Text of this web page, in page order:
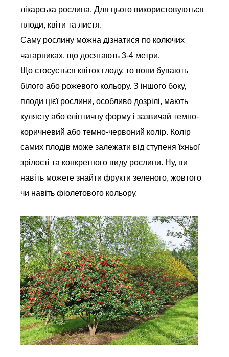
лікарська рослина. Для цього використовуються
плоди, квіти та листя.
Саму рослину можна дізнатися по колючих
чагарниках, що досягають 3-4 метри.
Що стосується квіток глоду, то вони бувають
білого або рожевого кольору. З іншого боку,
плоди цієї рослини, особливо дозрілі, мають
кулясту або еліптичну форму і зазвичай темно-
коричневий або темно-червоний колір. Колір
самих плодів може залежати від ступеня їхньої
зрілості та конкретного виду рослини. Ну, ви
навіть можете знайти фрукти зеленого, жовтого
чи навіть фіолетового кольору.